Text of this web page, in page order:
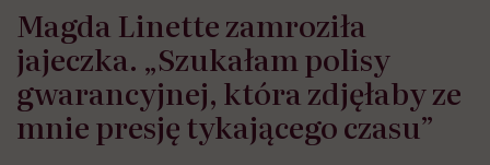
Magda Linette zamroziła
jajeczka. „Szukałam polisy
gwarancyjnej, która zdjęłaby ze
mnie presję tykającego czasu”